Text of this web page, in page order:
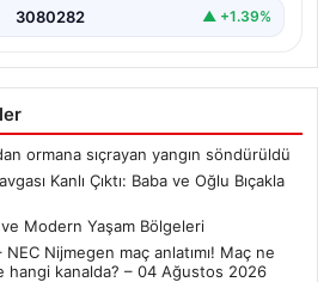
3080282 ▲ +1.39%
ormana sıçrayan yangın söndürüldü
Kanlı Çıktı: Baba ve Oğlu Bıçakla
Modern Yaşam Bölgeleri
Nijmegen maç anlatımı! Maç ne
hangi kanalda? – 04 Ağustos 2026